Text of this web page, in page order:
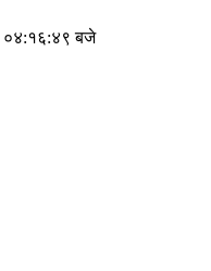
०४:१६:५० बजे